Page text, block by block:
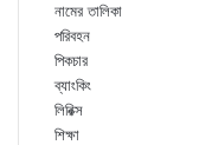
নামের তালিকা
পরিবহন
পিকচার
ব্যাংকিং
লিরিক্স
শিক্ষা